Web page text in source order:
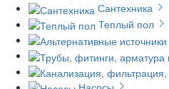
Сантехника
Теплый пол